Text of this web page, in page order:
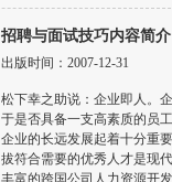
招聘与面试技巧内容简介
出版时间：2007-12-31
松下幸之助说：企业即人。
于是否具备一支高素质的员
企业的长远发展起着十分重
拔符合需要的优秀人才是现
丰富的跨国公司人力资源开